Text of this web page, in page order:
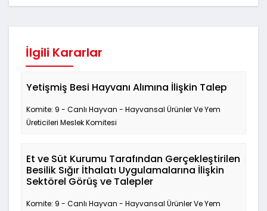
İlgili Kararlar
Yetişmiş Besi Hayvanı Alımına İlişkin Talep
Komite: 9 - Canlı Hayvan - Hayvansal Ürünler Ve Yem
Üreticileri Meslek Komitesi
Et ve Süt Kurumu Tarafından Gerçekleştirilen
Besilik Sığır İthalatı Uygulamalarına İlişkin
Sektörel Görüş ve Talepler
Komite: 9 - Canlı Hayvan - Hayvansal Ürünler Ve Yem